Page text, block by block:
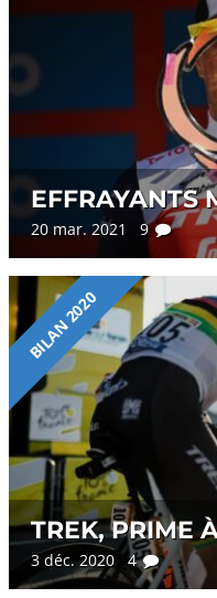
EFFRAYANTS
20 mar. 2021 9
BILAN 2020
TREK, PRIME
3 déc. 2020 4